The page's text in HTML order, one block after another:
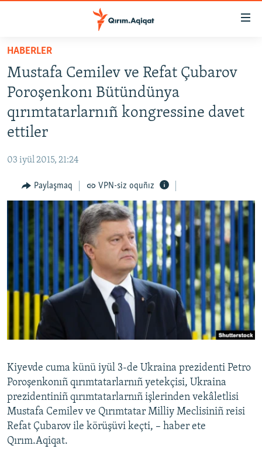
Esas
qaytmaq
Baş
navigatsiyağa
qaytmaq
Qıdıruvğa
HABERLER
İQTİSADİYAT
CEMİYET
İNSAN AQLARI
VİDEO
BLOGLAR
FİKİR
Українською
QOŞULIÑIZ!
RFE/RS bütün saytları
HABERLER
Mustafa Cemilev ve Refat Çubarov
Poroşenkonı Bütündünya
qırımtatarlarnıñ kongressine davet
ettiler
03 iyül 2015, 21:24
Paylaşmaq VPN-siz oquñız
Kiyevde cuma künü iyül 3-de Ukraina prezidenti Petro
Poroşenkonıñ qırımtatarlarnıñ yetekçisi, Ukraina
prezidentiniñ qırımtatarlarnıñ işlerinden vekâletlisi
Mustafa Cemilev ve Qırımtatar Milliy Meclisiniñ reisi
Refat Çubarov ile körüşüvi keçti, – haber ete
Qırım.Aqiqat.